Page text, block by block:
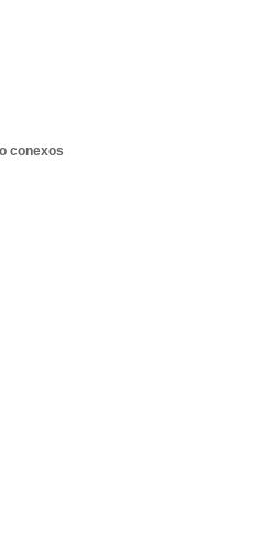
conexos